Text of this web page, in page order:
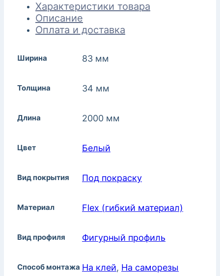
Характеристики товара
Описание
Оплата и доставка
Ширина 83 мм
Толщина 34 мм
Длина 2000 мм
Цвет Белый
Вид покрытия Под покраску
Материал Flex (гибкий материал)
Вид профиля Фигурный профиль
Способ монтажа На клей, На саморезы